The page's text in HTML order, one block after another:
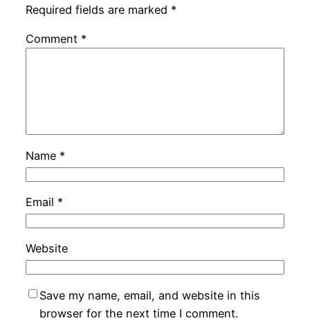
Required fields are marked *
Comment *
Name *
Email *
Website
Save my name, email, and website in this
browser for the next time I comment.